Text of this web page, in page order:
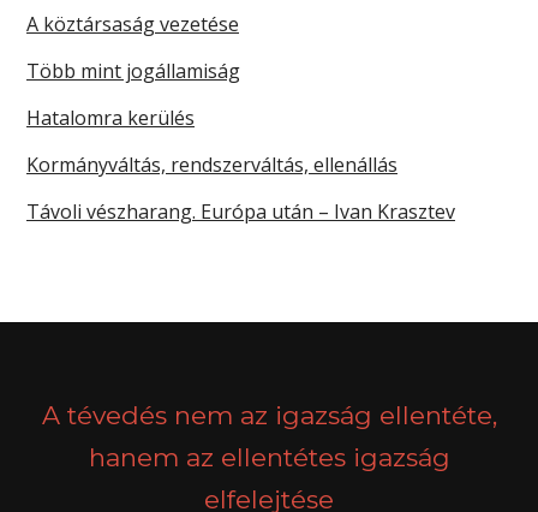
A köztársaság vezetése
Több mint jogállamiság
Hatalomra kerülés
Kormányváltás, rendszerváltás, ellenállás
Távoli vészharang. Európa után – Ivan Krasztev
A tévedés nem az igazság ellentéte,
hanem az ellentétes igazság
elfelejtése